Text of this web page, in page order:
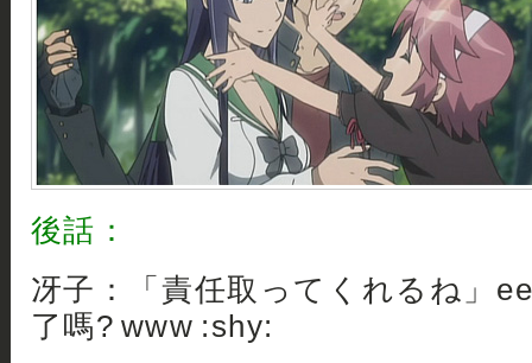
後話：
冴子：「責任取ってくれるね」
了嗎? www :shy: